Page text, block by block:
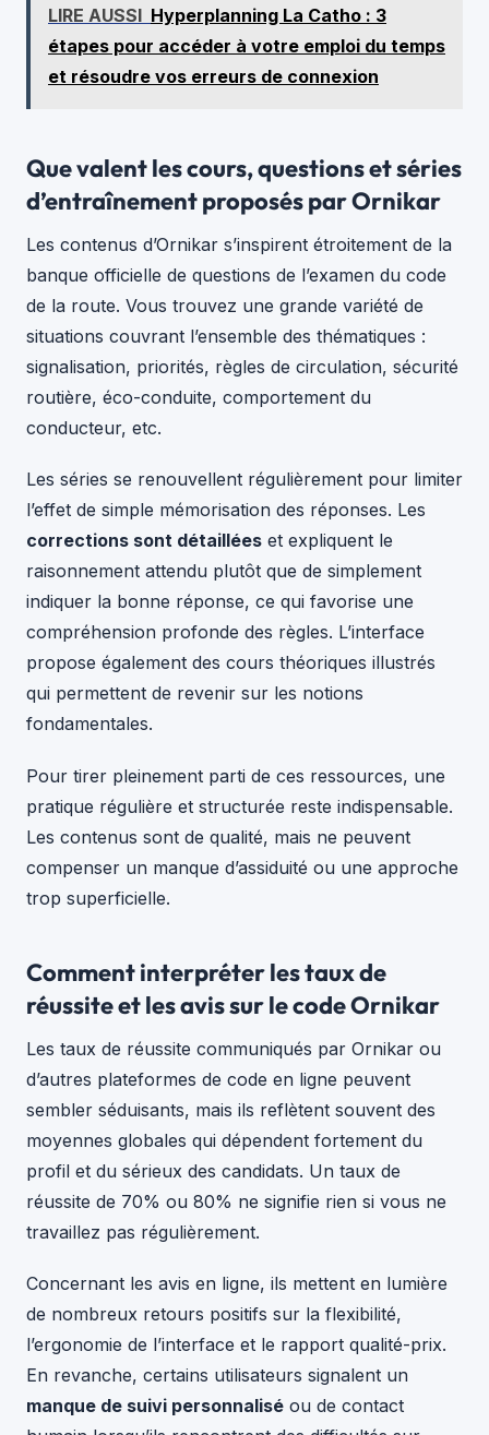
LIRE AUSSI Hyperplanning La Catho : 3
étapes pour accéder à votre emploi du temps
et résoudre vos erreurs de connexion
Que valent les cours, questions et séries
d’entraînement proposés par Ornikar
Les contenus d’Ornikar s’inspirent étroitement de la
banque officielle de questions de l’examen du code
de la route. Vous trouvez une grande variété de
situations couvrant l’ensemble des thématiques :
signalisation, priorités, règles de circulation, sécurité
routière, éco-conduite, comportement du
conducteur, etc.
Les séries se renouvellent régulièrement pour limiter
l’effet de simple mémorisation des réponses. Les
corrections sont détaillées et expliquent le
raisonnement attendu plutôt que de simplement
indiquer la bonne réponse, ce qui favorise une
compréhension profonde des règles. L’interface
propose également des cours théoriques illustrés
qui permettent de revenir sur les notions
fondamentales.
Pour tirer pleinement parti de ces ressources, une
pratique régulière et structurée reste indispensable.
Les contenus sont de qualité, mais ne peuvent
compenser un manque d’assiduité ou une approche
trop superficielle.
Comment interpréter les taux de
réussite et les avis sur le code Ornikar
Les taux de réussite communiqués par Ornikar ou
d’autres plateformes de code en ligne peuvent
sembler séduisants, mais ils reflètent souvent des
moyennes globales qui dépendent fortement du
profil et du sérieux des candidats. Un taux de
réussite de 70% ou 80% ne signifie rien si vous ne
travaillez pas régulièrement.
Concernant les avis en ligne, ils mettent en lumière
de nombreux retours positifs sur la flexibilité,
l’ergonomie de l’interface et le rapport qualité-prix.
En revanche, certains utilisateurs signalent un
manque de suivi personnalisé ou de contact